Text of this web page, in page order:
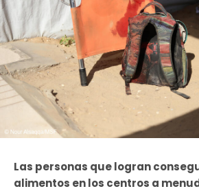
Las personas que logran
alimentos en los centros a